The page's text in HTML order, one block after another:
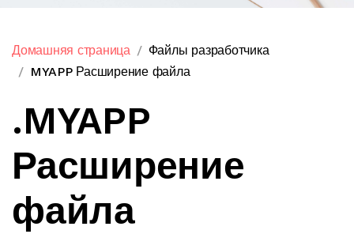
Домашняя страница
Файлы разработчика
MYAPP Расширение файла
.MYAPP
Расширение
файла